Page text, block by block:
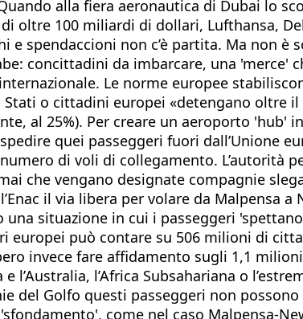
alla fiera aeronautica di Dubai lo
oltre 100 miliardi di dollari, Lufthansa,
spendaccioni non c’è partita. Ma non è
concittadini da imbarcare, una 'merce'
Le norme europee
o cittadini europei «detengano oltre
al 25%). Per creare un aeroporto 'hub'
quei passeggeri fuori dall’Unione
di voli di collegamento. L’autorità
che vengano designate compagnie
il via libera per volare da Malpensa a
situazione in cui i passeggeri
europei può contare su 506 milioni di
invece fare affidamento sugli 1,1
l’Australia, l’Africa Subsahariana o
del Golfo questi passeggeri non
come nel caso Malpensa-